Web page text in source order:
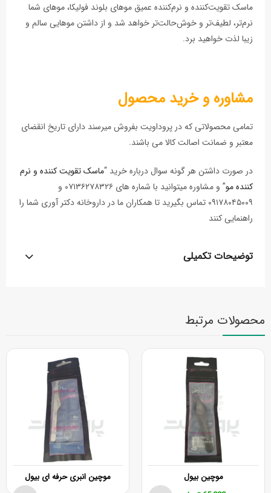
ماسک تقویت‌کننده و نرم‌کننده عمیق موهای بلوند فولیکا، موهای شما
نرم‌تر، لطیف‌تر و خوش‌حالت‌تر خواهد شد و از داشتن موهایی سالم و
زیبا لذت خواهید برد.
مشاوره و خرید محصول
تمامی محصولاتی که در پروداویت بفروش میرسند دارای تاریخ انقضای
معتبر و ضمانت اصالت کالا می باشند.
در صورت داشتن هر گونه سوال درباره خرید “ماسک تقویت کننده و نرم
کننده مو
” و مشاوره میتوانید با شماره های ۰۷۱۳۶۲۷۸۳۲۶ و
۰۹۱۷۸۰۴۵۰۰۹ تماس بگیرید تا همکاران ما در داروخانه دکتر آوری شما را
راهنمایی کنند
توضیحات تکمیلی
محصولات مرتبط
موچین بیول
موچین انبری حرفه ای بیول